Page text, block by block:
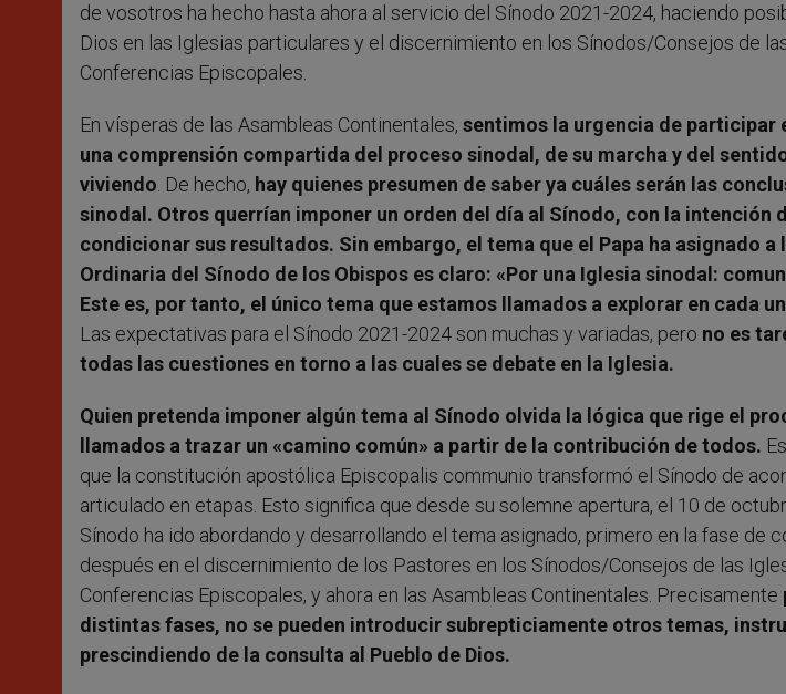
de vosotros ha hecho hasta ahora al servicio del Sínodo 2021-2024, haciendo
Dios en las Iglesias particulares y el discernimiento en los Sínodos/Consejos de
Conferencias Episcopales.
En vísperas de las Asambleas Continentales, sentimos la urgencia de participar
una comprensión compartida del proceso sinodal, de su marcha y del
viviendo . De hecho, hay quienes presumen de saber ya cuáles serán las
sinodal. Otros querrían imponer un orden del día al Sínodo, con la intención
condicionar sus resultados. Sin embargo, el tema que el Papa ha asignado a
Ordinaria del Sínodo de los Obispos es claro: «Por una Iglesia sinodal:
Este es, por tanto, el único tema que estamos llamados a explorar en cada
Las expectativas para el Sínodo 2021-2024 son muchas y variadas, pero no es
todas las cuestiones en torno a las cuales se debate en la Iglesia.
Quien pretenda imponer algún tema al Sínodo olvida la lógica que rige el
llamados a trazar un «camino común» a partir de la contribución de todos.
que la constitución apostólica Episcopalis communio transformó el Sínodo de
articulado en etapas. Esto significa que desde su solemne apertura, el 10 de
Sínodo ha ido abordando y desarrollando el tema asignado, primero en la fase de
después en el discernimiento de los Pastores en los Sínodos/Consejos de las
Conferencias Episcopales, y ahora en las Asambleas Continentales. Precisamente
distintas fases, no se pueden introducir subrepticiamente otros temas,
prescindiendo de la consulta al Pueblo de Dios.